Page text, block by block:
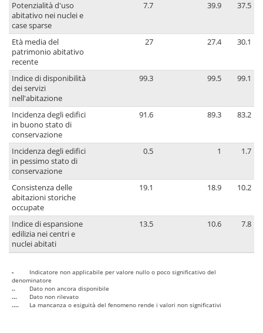
Potenzialità d'uso
abitativo nei nuclei e
case sparse
7.7 39.9 37.5
Età media del
patrimonio abitativo
recente
27 27.4 30.1
Indice di disponibilità
dei servizi
nell'abitazione
99.3 99.5 99.1
Incidenza degli edifici
in buono stato di
conservazione
91.6 89.3 83.2
Incidenza degli edifici
in pessimo stato di
conservazione
0.5 1 1.7
Consistenza delle
abitazioni storiche
occupate
19.1 18.9 10.2
Indice di espansione
edilizia nei centri e
nuclei abitati
13.5 10.6 7.8
-
Indicatore non applicabile per valore nullo o poco significativo del
denominatore
..
Dato non ancora disponibile
...
Dato non rilevato
....
La mancanza o esiguità del fenomeno rende i valori non significativi